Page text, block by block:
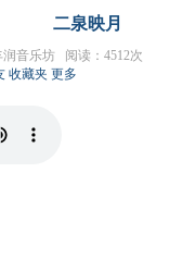
二泉映月
音乐坊 阅读：4512次
收藏夹 更多